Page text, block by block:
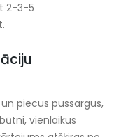
2-3-5
piecus pussargus,
vienlaikus